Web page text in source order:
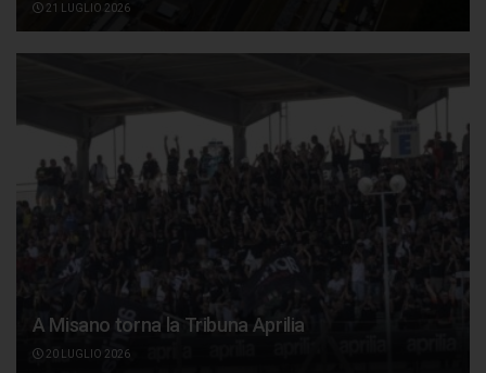
21 LUGLIO 2026
A Misano torna la Tribuna Aprilia
20 LUGLIO 2026